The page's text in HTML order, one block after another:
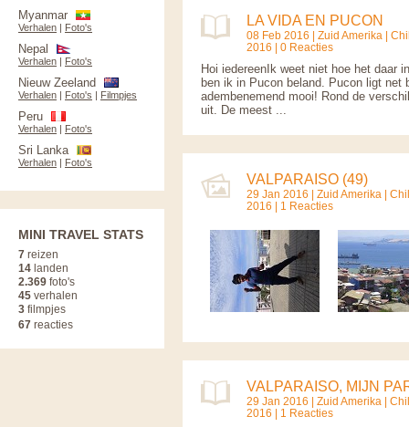
LA VIDA EN PUCON
08 Feb 2016 | Zuid Amerika |
2016 | 0 Reacties
Hoi iedereenIk weet niet hoe het daar
ben ik in Pucon beland. Pucon ligt net
adembenemend mooi! Rond de
uit. De meest ...
VALPARAISO (49)
29 Jan 2016 | Zuid Amerika |
2016 | 1 Reacties
VALPARAISO, MIJN
29 Jan 2016 | Zuid Amerika |
2016 | 1 Reacties
Myanmar
Verhalen | Foto's
Nepal
Verhalen | Foto's
Nieuw Zeeland
Verhalen | Foto's | Filmpjes
Peru
Verhalen | Foto's
Sri Lanka
Verhalen | Foto's
MINI TRAVEL STATS
7 reizen
14 landen
2.369 foto's
45 verhalen
3 filmpjes
67 reacties